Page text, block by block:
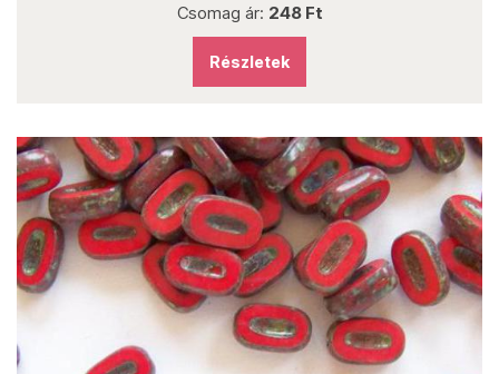
Csomag ár: 248 Ft
Részletek